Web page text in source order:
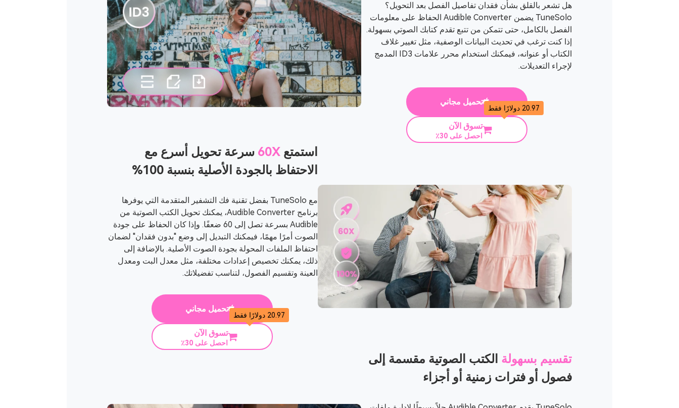
هل تشعر بالقلق بشأن فقدان تفاصيل الفصل بعد التحويل؟
TuneSolo يضمن Audible Converter الحفاظ على معلومات
الفصل بالكامل، حتى تتمكن من تتبع تقدم كتابك الصوتي بسهولة.
إذا كنت ترغب في تحديث البيانات الوصفية، مثل تغيير غلاف
الكتاب أو عنوانه، فيمكنك استخدام محرر علامات ID3 المدمج
لإجراء التعديلات.
تحميل مجاني
تسوق الآن
احصل على 30٪
20.97 دولارًا فقط
استمتع60X سرعة تحويل أسرع مع
الاحتفاظ بالجودة الأصلية بنسبة 100%
مع TuneSolo بفضل تقنية فك التشفير المتقدمة التي يوفرها
برنامج Audible Converter، يمكنك تحويل الكتب الصوتية من
Audible بسرعة تصل إلى 60 ضعفًا. وإذا كان الحفاظ على جودة
الصوت أمرًا مهمًا، فيمكنك التبديل إلى وضع "بدون فقدان" لضمان
احتفاظ الملفات المحولة بجودة الصوت الأصلية. بالإضافة إلى
ذلك، يمكنك تخصيص إعدادات مختلفة، مثل معدل البت ومعدل
العينة وتقسيم الفصول، لتناسب تفضيلاتك.
تحميل مجاني
تسوق الآن
احصل على 30٪
20.97 دولارًا فقط
تقسيم بسهولة الكتب الصوتية مقسمة إلى
فصول أو فترات زمنية أو أجزاء